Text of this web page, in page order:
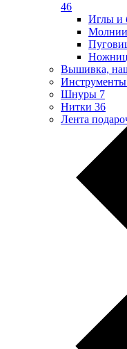
46
Иглы и
Молнии
Вышивка,
Инструменты
Шнуры 7
Нитки 36
Лента